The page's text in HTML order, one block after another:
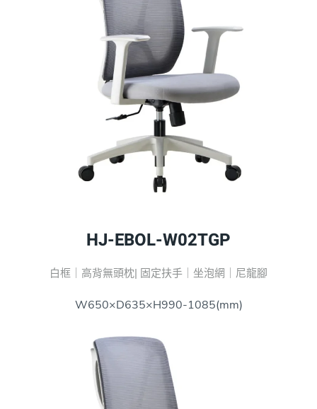
HJ-EBOL-W02TGP
白框｜高背無頭枕| 固定扶手｜坐泡網｜尼龍腳
W650×D635×H990-1085(mm)